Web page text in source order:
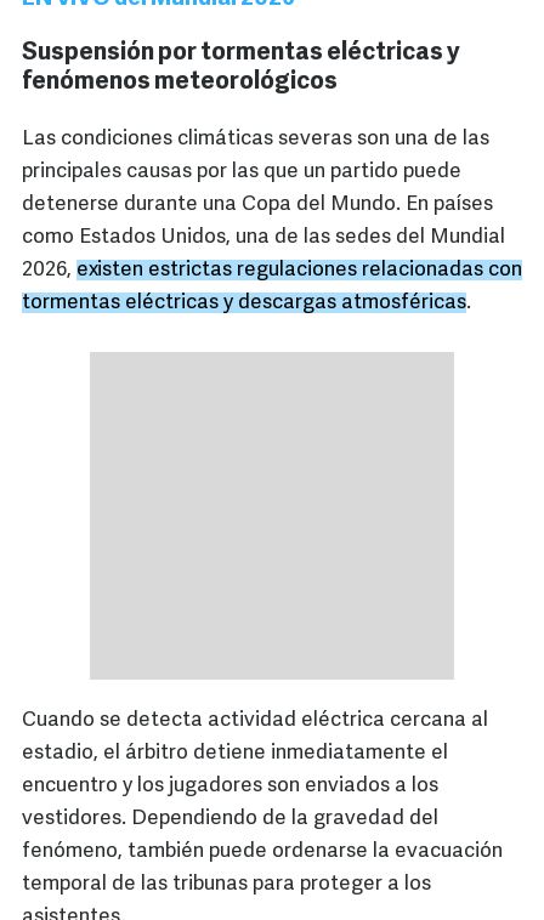
Suspensión por tormentas eléctricas y
fenómenos meteorológicos
Las condiciones climáticas severas son una de las
principales causas por las que un partido puede
detenerse durante una Copa del Mundo. En países
como Estados Unidos, una de las sedes del Mundial
2026, existen estrictas regulaciones relacionadas con
tormentas eléctricas y descargas atmosféricas.
Cuando se detecta actividad eléctrica cercana al
estadio, el árbitro detiene inmediatamente el
encuentro y los jugadores son enviados a los
vestidores. Dependiendo de la gravedad del
fenómeno, también puede ordenarse la evacuación
temporal de las tribunas para proteger a los